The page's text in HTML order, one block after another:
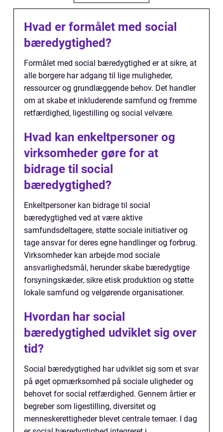
Hvad er formålet med social
bæredygtighed?
Formålet med social bæredygtighed er at sikre, at
alle borgere har adgang til lige muligheder,
ressourcer og grundlæggende behov. Det handler
om at skabe et inkluderende samfund og fremme
retfærdighed, ligestilling og social velvære.
Hvad kan enkeltpersoner og
virksomheder gøre for at
bidrage til social
bæredygtighed?
Enkeltpersoner kan bidrage til social
bæredygtighed ved at være aktive
samfundsdeltagere, støtte sociale initiativer og
tage ansvar for deres egne handlinger og forbrug.
Virksomheder kan arbejde mod sociale
ansvarlighedsmål, herunder skabe bæredygtige
forsyningskæder, sikre etisk produktion og støtte
lokale samfund og velgørende organisationer.
Hvordan har social
bæredygtighed udviklet sig over
tid?
Social bæredygtighed har udviklet sig som et svar
på øget opmærksomhed på sociale uligheder og
behovet for social retfærdighed. Gennem årtier er
begreber som ligestilling, diversitet og
menneskerettigheder blevet centrale temaer. I dag